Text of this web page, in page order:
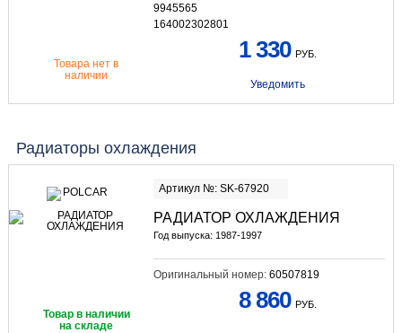
9945565
164002302801
Товара нет в
наличии
1 330 РУБ.
Уведомить
Радиаторы охлаждения
Артикул №: SK-67920
РАДИАТОР ОХЛАЖДЕНИЯ
Год выпуска: 1987-1997
Оригинальный номер: 60507819
Товар в наличии
на складе
8 860 РУБ.